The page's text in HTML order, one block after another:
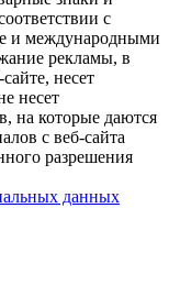
с
и международными
рекламы, в
несет
несет
на которые даются
с веб-сайта
разрешения
данных